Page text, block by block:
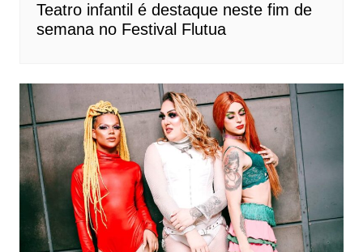
Teatro infantil é destaque neste fim de
semana no Festival Flutua